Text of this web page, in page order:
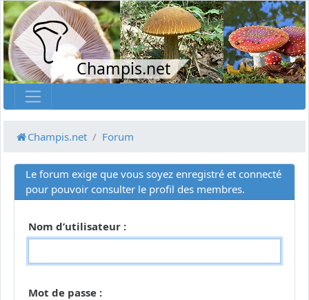
Champis.net
Champis.net Forum
Le forum exige que vous soyez enregistré et connecté
pour pouvoir consulter le profil des membres.
Nom d’utilisateur :
Mot de passe :